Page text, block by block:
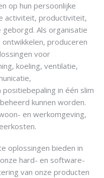
op hun persoonlijke
activiteit, productiviteit,
Als organisatie
produceren
voor
koeling, ventilatie,
in één slim
kunnen worden.
en werkomgeving,
oplossingen bieden in
hard- en software-
van onze producten